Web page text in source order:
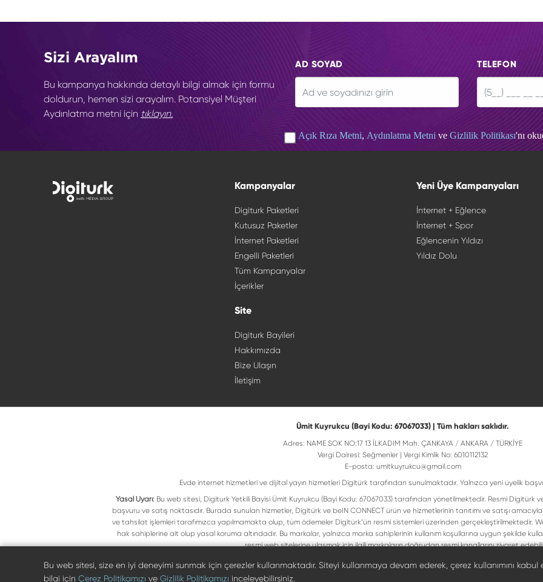
Sizi Arayalım
Bu kampanya hakkında detaylı bilgi almak için formu
doldurun, hemen sizi arayalım. Potansiyel Müşteri
Aydınlatma metni için tıklayın.
AD SOYAD TELEFON
Açık Rıza Metni, Aydınlatma Metni ve Gizlilik Politikası'nı
Kampanyalar
Digiturk Paketleri
Kutusuz Paketler
İnternet Paketleri
Engelli Paketleri
Tüm Kampanyalar
İçerikler
Site
Digiturk Bayileri
Hakkımızda
Bize Ulaşın
İletişim
Yeni Üye Kampanyaları
İnternet + Eğlence
İnternet + Spor
Eğlencenin Yıldızı
Yıldız Dolu
Ümit Kuyrukcu (Bayi Kodu: 67067033) | Tüm hakları saklıdır.
Adres: NAME SOK NO:17 13 İLKADIM Mah. ÇANKAYA / ANKARA / TÜRKİYE
Vergi Dairesi: Seğmenler | Vergi Kimlik No: 6010112132
E-posta: umitkuyrukcu@gmail.com
Evde internet hizmetleri ve dijital yayın hizmetleri Digitürk tarafından sunulmaktadır. Yalnızca yeni üyelik
Yasal Uyarı:Bu web sitesi, Digiturk Yetkili Bayisi Ümit Kuyrukcu (Bayi Kodu: 67067033) tarafından yönetilmektedir. Resmi Digitürk
başvuru ve satış noktasıdır. Burada sunulan hizmetler, Digitürk ve beIN CONNECT ürün ve hizmetlerinin tanıtımı ve satışı
ve tahsilat işlemleri tarafımızca yapılmamakta olup, tüm ödemeler Digitürk’ün resmi sistemleri üzerinden gerçekleştirilmektedir.
hak sahiplerine ait olup yasal koruma altındadır. Bu markalar, yalnızca marka sahiplerinin kullanım koşullarına uygun şekilde
resmi web sitelerine ulaşmak için ilgili markaların doğrudan resmi kanallarını ziyaret
Digiturk resmî bayi listesinde doğrulayın
Bu web sitesi, size en iyi deneyimi sunmak için çerezler kullanmaktadır. Siteyi kullanmaya devam ederek, çerez kullanımını kabul
bilgi için Çerez Politikamızı ve Gizlilik Politikamızı inceleyebilirsiniz.